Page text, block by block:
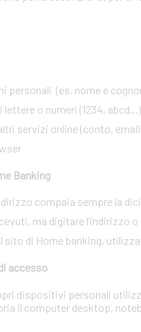
personali (es. nome e
o numeri (1234, abcd...)
servizi online (conto,
Banking
compaia sempre la
ma digitare l’indirizzo
sito di Home banking,
accesso
dispositivi personali
il computer desktop,